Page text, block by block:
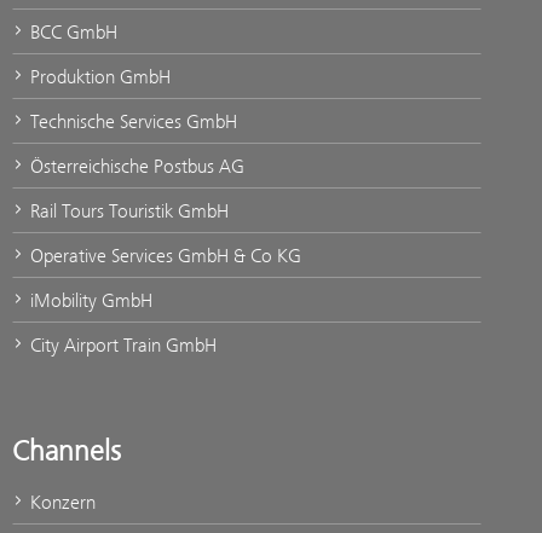
BCC GmbH
Produktion GmbH
Technische Services GmbH
Österreichische Postbus AG
Rail Tours Touristik GmbH
Operative Services GmbH & Co KG
iMobility GmbH
City Airport Train GmbH
Channels
Konzern